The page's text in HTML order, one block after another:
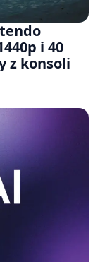
i 40
z konsoli